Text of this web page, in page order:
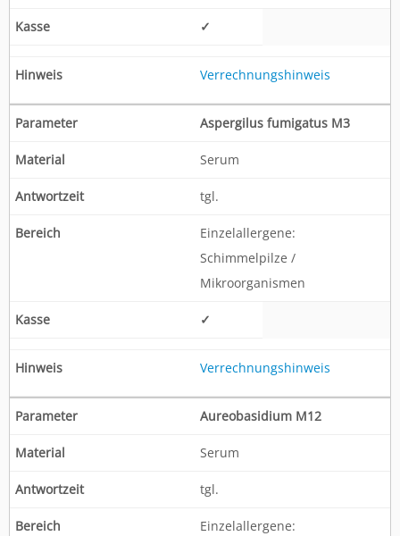
✓
Verrechnungshinweis
Aspergilus fumigatus M3
Serum
tgl.
Einzelallergene:
Schimmelpilze /
Mikroorganismen
✓
Verrechnungshinweis
Aureobasidium M12
Serum
tgl.
Einzelallergene: